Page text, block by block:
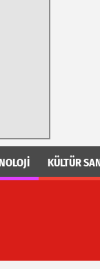
KÜLTÜR